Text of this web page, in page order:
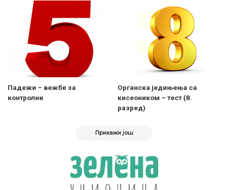
Падежи – вежбе за
контролни
Органска једињења са
кисеоником – тест (8.
разред)
Прикажи још